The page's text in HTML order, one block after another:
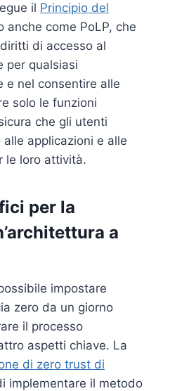
il Principio del
anche come PoLP, che
di accesso al
per qualsiasi
e nel consentire alle
solo le funzioni
che gli utenti
applicazioni e alle
le loro attività.
per la
a
impostare
zero da un giorno
il processo
aspetti chiave. La
di zero trust di
implementare il metodo